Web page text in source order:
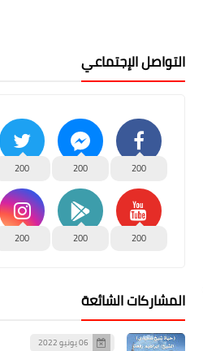
التواصل الإجتماعي
200
200
200
200
200
200
المشاركات الشائعة
06 يونيو 2022